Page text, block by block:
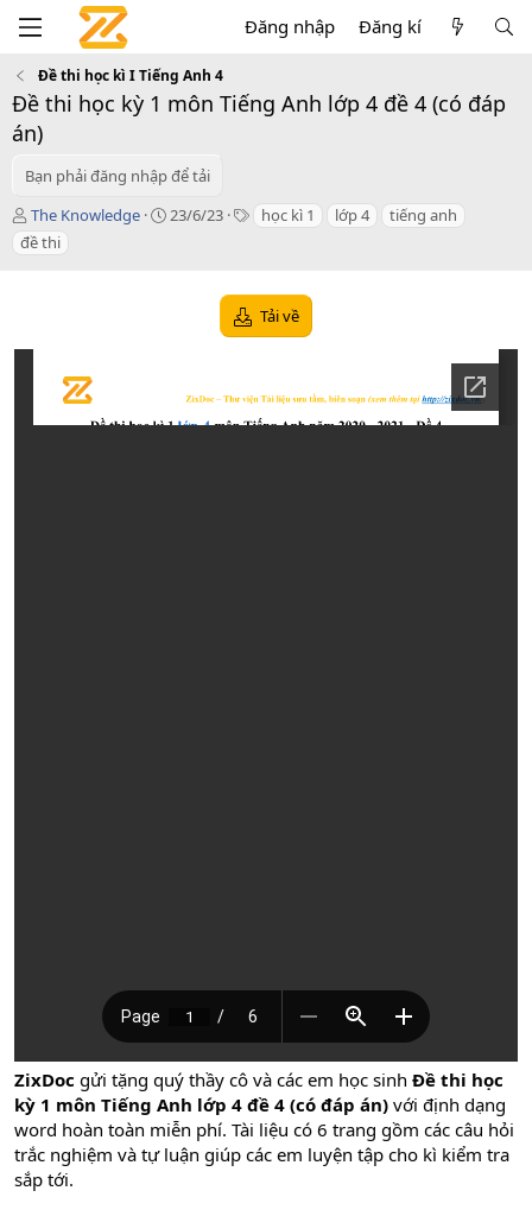
Đăng nhập Đăng kí
Đề thi học kì I Tiếng Anh 4
Đề thi học kỳ 1 môn Tiếng Anh lớp 4 đề 4 (có đáp
án)
Bạn phải đăng nhập để tải
T
á
c
The Knowledge
C
t
23/6/23
T học kì 1 lớp 4
tiếng anh
đề thi
Tải về
ZixDoc gửi tặng quý thầy cô và các em học sinh Đề thi học
kỳ 1 môn Tiếng Anh lớp 4 đề 4 (có đáp án) với định dạng
word hoàn toàn miễn phí. Tài liệu có 6 trang gồm các câu hỏi
trắc nghiệm và tự luận giúp các em luyện tập cho kì kiểm tra
sắp tới.